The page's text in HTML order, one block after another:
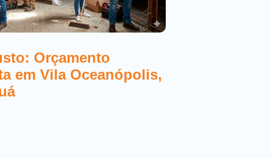
Orçamento
em Vila Oceanópolis,